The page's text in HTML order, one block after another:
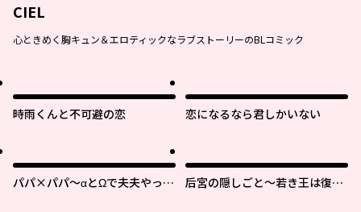
CIEL
心ときめく胸キュン＆エロティックなラブストーリーのBLコミック
時雨くんと不可避の恋 恋になるなら君しかいない
パパ×パパ～αとΩで夫夫やって
后宮の隠しごと～若き王は復讐